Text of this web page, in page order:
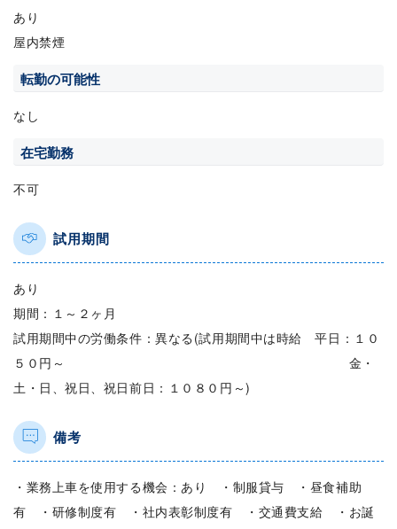
あり
屋内禁煙
転勤の可能性
なし
在宅勤務
不可
試用期間
あり
期間：１～２ヶ月
試用期間中の労働条件：異なる(試用期間中は時給 平日：１０
５０円～ 金・
土・日、祝日、祝日前日：１０８０円～)
備考
・業務上車を使用する機会：あり ・制服貸与 ・昼食補助
有 ・研修制度有 ・社内表彰制度有 ・交通費支給 ・お誕